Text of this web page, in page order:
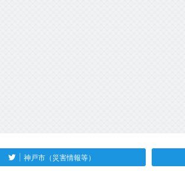
神戸市（災害情報等）